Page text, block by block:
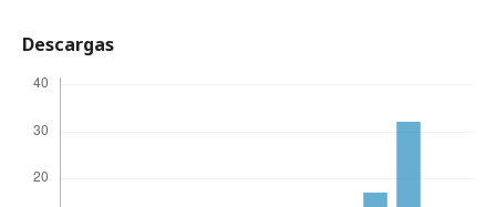
Descargas